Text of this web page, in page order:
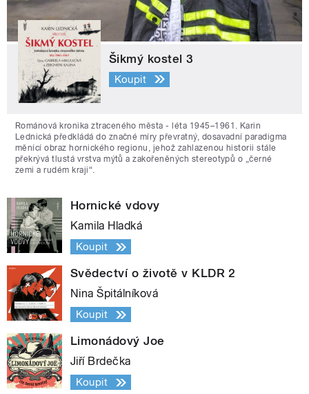
Šikmý kostel 3
Koupit
Románová kronika ztraceného města - léta 1945–1961. Karin
Lednická předkládá do značné míry převratný, dosavadní paradigma
měnící obraz hornického regionu, jehož zahlazenou historii stále
překrývá tlustá vrstva mýtů a zakořeněných stereotypů o „černé
zemi a rudém kraji“.
Hornické vdovy
Kamila Hladká
Koupit
Svědectví o životě v KLDR 2
Nina Špitálníková
Koupit
Limonádový Joe
Jiří Brdečka
Koupit